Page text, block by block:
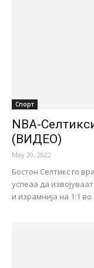
Спорт
NBA-
(ВИДЕО)
May 20, 2022
Бостон Селтикс го
успеаа да
и израмнија на 1:1